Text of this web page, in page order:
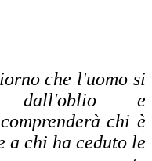
che l'uomo si
dall'oblio e
chi è
a chi ha ceduto le